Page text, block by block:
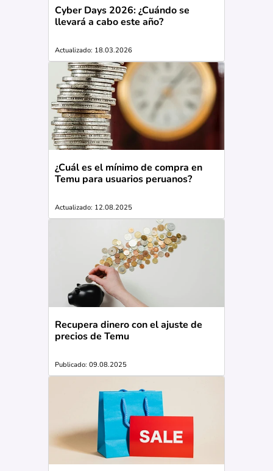
Cyber Days 2026: ¿Cuándo se
llevará a cabo este año?
Actualizado: 18.03.2026
¿Cuál es el mínimo de compra en
Temu para usuarios peruanos?
Actualizado: 12.08.2025
Recupera dinero con el ajuste de
precios de Temu
Publicado: 09.08.2025